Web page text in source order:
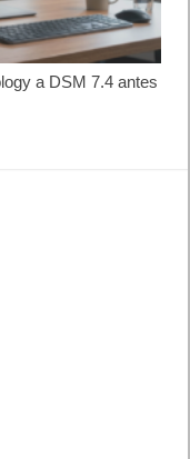
a DSM 7.4 antes